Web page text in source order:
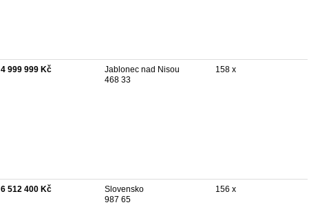
4 999 999 Kč
Jablonec nad Nisou
468 33
158 x
6 512 400 Kč
Slovensko
987 65
156 x